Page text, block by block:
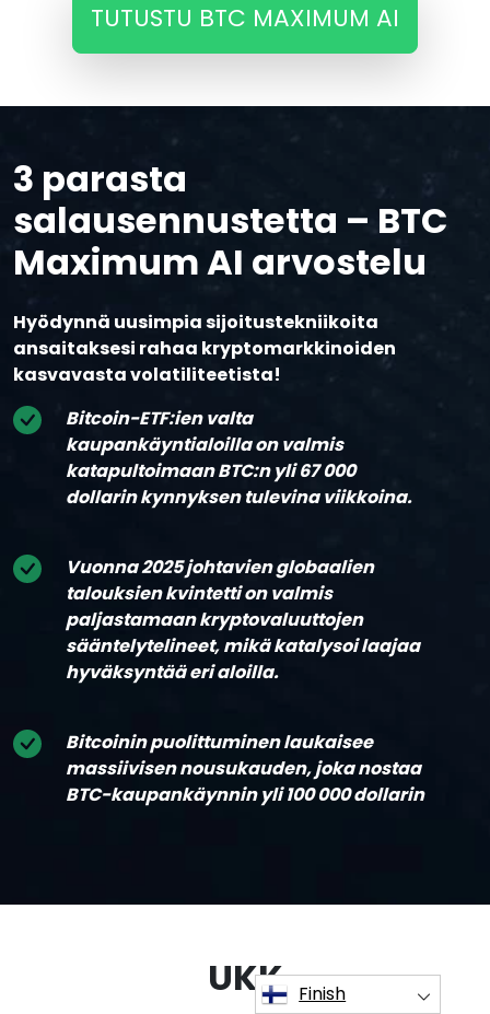
TUTUSTU BTC MAXIMUM AI
3 parasta
salausennustetta – BTC
Maximum AI arvostelu
Hyödynnä uusimpia sijoitustekniikoita
ansaitaksesi rahaa kryptomarkkinoiden
kasvavasta volatiliteetista!
Bitcoin-ETF:ien valta
kaupankäyntialoilla on valmis
katapultoimaan BTC:n yli 67 000
dollarin kynnyksen tulevina viikkoina.
Vuonna 2025 johtavien globaalien
talouksien kvintetti on valmis
paljastamaan kryptovaluuttojen
sääntelytelineet, mikä katalysoi laajaa
hyväksyntää eri aloilla.
Bitcoinin puolittuminen laukaisee
massiivisen nousukauden, joka nostaa
BTC-kaupankäynnin yli 100 000 dollarin
UKK Finish